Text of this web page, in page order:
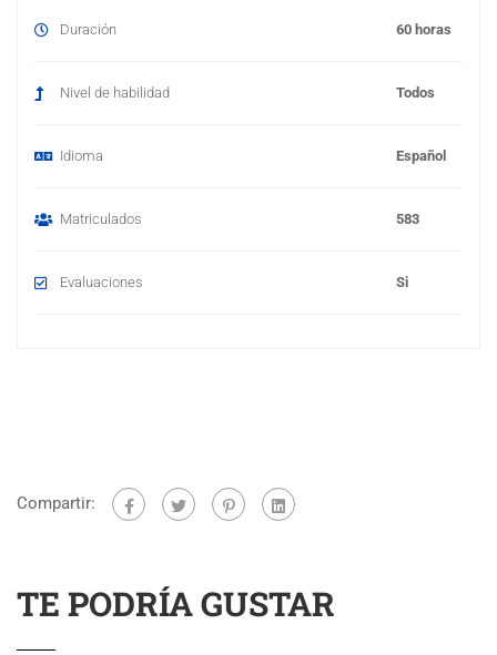
Duración 60 horas
Nivel de habilidad Todos
Idioma Español
Matriculados 583
Evaluaciones Si
Compartir:
TE PODRÍA GUSTAR